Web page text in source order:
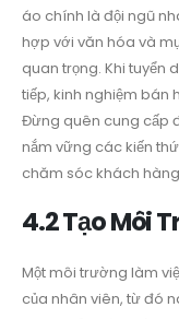
áo chính là đội ngũ
hợp với văn hóa và
quan trọng. Khi tuyển
tiếp, kinh nghiệm bán
Đừng quên cung cấp
nắm vững các kiến
chăm sóc khách
4.2 Tạo Môi
Một môi trường làm
của nhân viên, từ đó